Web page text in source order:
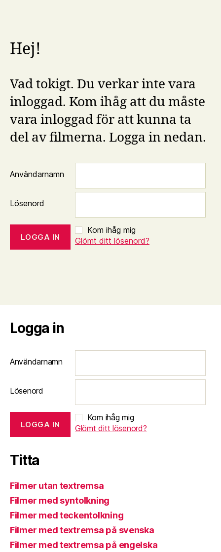
Hej!
Vad tokigt. Du verkar inte vara
inloggad. Kom ihåg att du måste
vara inloggad för att kunna ta
del av filmerna. Logga in nedan.
Användarnamn
Lösenord
Kom ihåg mig
Glömt ditt lösenord?
Logga in
Användarnamn
Lösenord
Kom ihåg mig
Glömt ditt lösenord?
Titta
Filmer utan textremsa
Filmer med syntolkning
Filmer med teckentolkning
Filmer med textremsa på svenska
Filmer med textremsa på engelska